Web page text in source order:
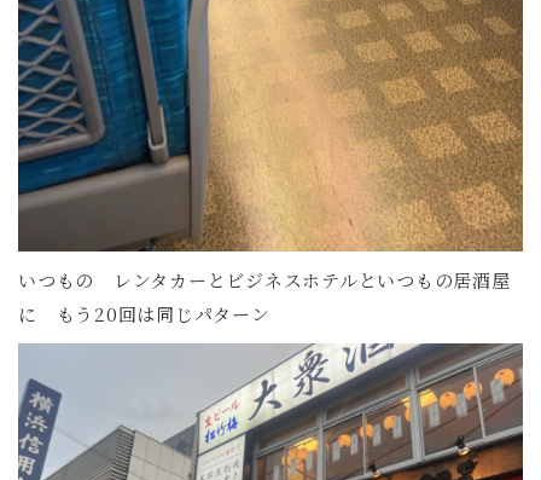
いつもの レンタカーとビジネスホテルといつもの居酒屋
に もう20回は同じパターン